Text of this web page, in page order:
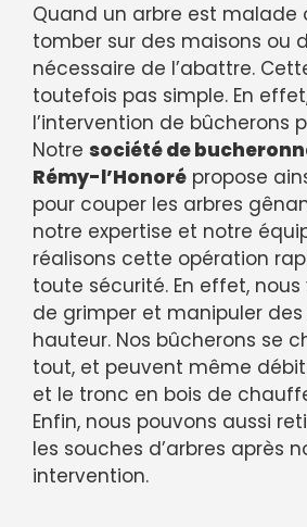
Quand un arbre est malade
tomber sur des maisons ou
nécessaire de l’abattre.
toutefois pas simple. En
l’intervention de bûcherons
Notre société de
Rémy-l’Honoré propose
pour couper les arbres
notre expertise et notre
réalisons cette opération
toute sécurité. En effet,
de grimper et manipuler des
hauteur. Nos bûcherons se
tout, et peuvent même
et le tronc en bois de
Enfin, nous pouvons aussi
les souches d’arbres après
intervention.